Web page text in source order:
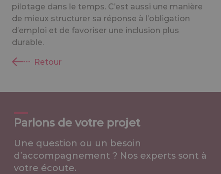
pilotage dans le temps. C’est aussi une manière
de mieux structurer sa réponse à l’obligation
d’emploi et de favoriser une inclusion plus
durable.
Retour
Parlons de votre projet
Une question ou un besoin
d’accompagnement ? Nos experts sont à
votre écoute.